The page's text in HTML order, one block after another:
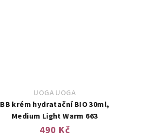
UOGA UOGA
BB krém hydratační BIO 30ml,
Medium Light Warm 663
490 Kč